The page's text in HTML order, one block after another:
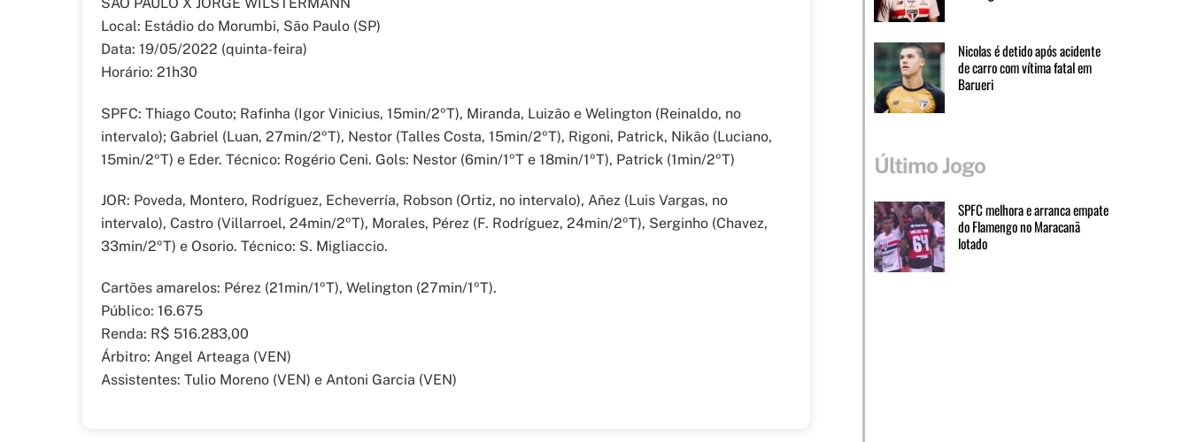
Local: Estádio do Morumbi, São Paulo (SP)
Data: 19/05/2022 (quinta-feira)
Horário: 21h30
SPFC: Thiago Couto; Rafinha (Igor Vinicius, 15min/2ºT), Miranda, Luizão e Welington (Reinaldo, no
intervalo); Gabriel (Luan, 27min/2ºT), Nestor (Talles Costa, 15min/2ºT), Rigoni, Patrick, Nikão (Luciano,
15min/2ºT) e Eder. Técnico: Rogério Ceni. Gols: Nestor (6min/1ºT e 18min/1ºT), Patrick (1min/2ºT)
JOR: Poveda, Montero, Rodríguez, Echeverría, Robson (Ortiz, no intervalo), Añez (Luis Vargas, no
intervalo), Castro (Villarroel, 24min/2ºT), Morales, Pérez (F. Rodríguez, 24min/2ºT), Serginho (Chavez,
33min/2ºT) e Osorio. Técnico: S. Migliaccio.
Cartões amarelos: Pérez (21min/1ºT), Welington (27min/1ºT).
Público: 16.675
Renda: R$ 516.283,00
Árbitro: Angel Arteaga (VEN)
Assistentes: Tulio Moreno (VEN) e Antoni Garcia (VEN)
Nicolas é detido após acidente
de carro com vítima fatal em
Barueri
Último Jogo
SPFC melhora e arranca empate
do Flamengo no Maracanã
lotado